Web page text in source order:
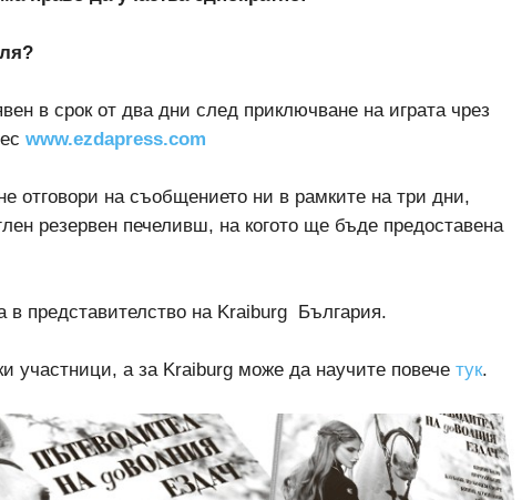
в срок от два дни след приключване на играта чрез
www.еzdapress.com
отговори на съобщението ни в рамките на три дни,
резервен печеливш, на когото ще бъде предоставена
в представителство на Kraiburg България.
участници, а за Kraiburg може да научите повече тук.